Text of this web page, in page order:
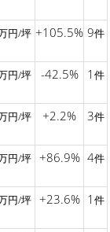
円/坪 +105.5% 9件
円/坪 -42.5% 1 件
円/坪 +2.2% 3件
円/坪 +86.9% 4件
円/坪 +23.6% 1 件